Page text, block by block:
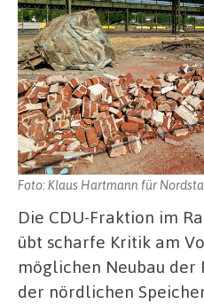
Foto: Klaus Hartmann für
Die CDU-Fraktion im
übt scharfe Kritik am
möglichen Neubau der
der nördlichen